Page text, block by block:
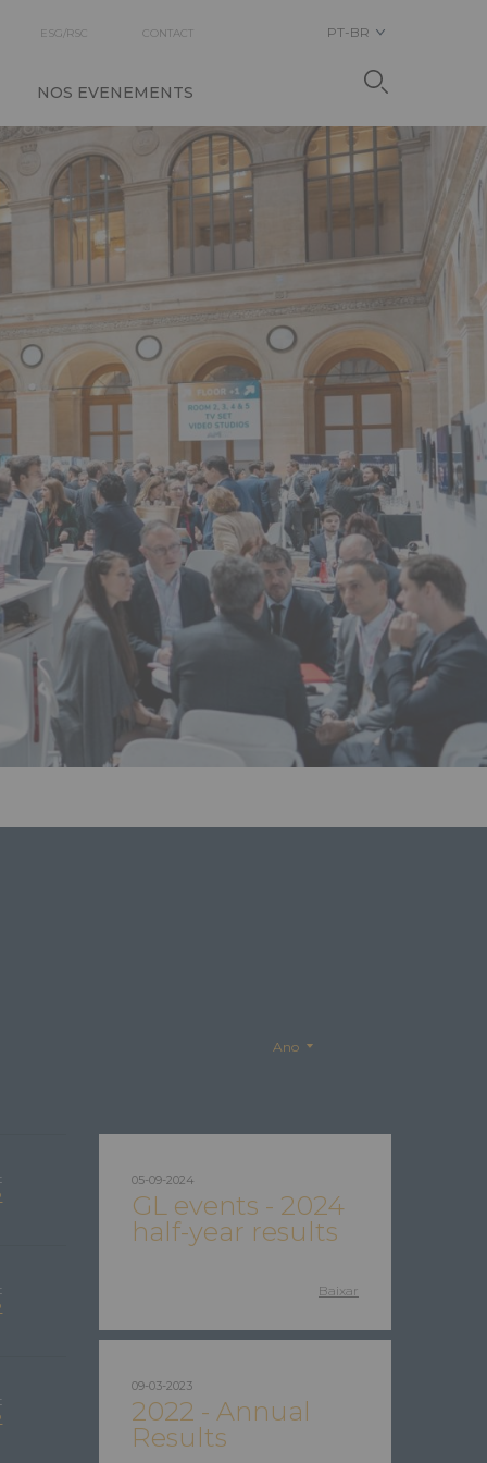
ESG/RSC CONTACT
NOS EVENEMENTS
PT-BR
Ano
05-09-2024
GL events - 2024
half-year results
Baixar
09-03-2023
2022 - Annual
Results